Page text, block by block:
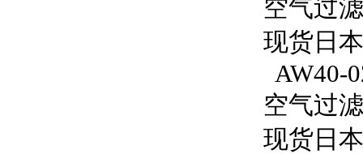
空气过
现货日
AW40-
空气过
现货日